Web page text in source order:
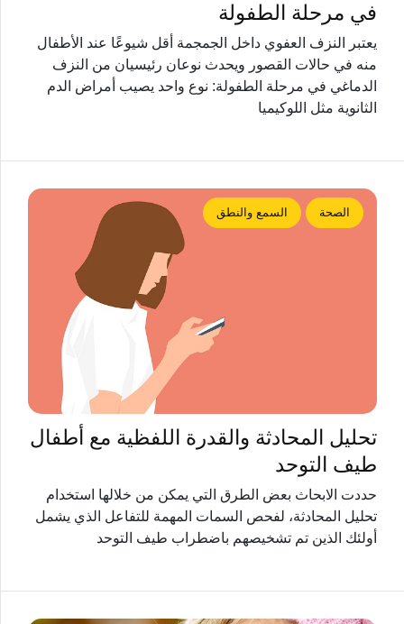
في مرحلة الطفولة
يعتبر النزف العفوي داخل الجمجمة أقل شيوعًا عند الأطفال
منه في حالات القصور ويحدث نوعان رئيسيان من النزف
الدماغي في مرحلة الطفولة: نوع واحد يصيب أمراض الدم
الثانوية مثل اللوكيميا
الصحة السمع والنطق
تحليل المحادثة والقدرة اللفظية مع أطفال
طيف التوحد
حددت الابحاث بعض الطرق التي يمكن من خلالها استخدام
تحليل المحادثة، لفحص السمات المهمة للتفاعل الذي يشمل
أولئك الذين تم تشخيصهم باضطراب طيف التوحد